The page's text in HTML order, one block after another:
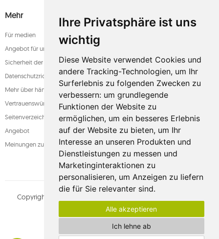
Ihre Privatsphäre ist uns
wichtig
Diese Website verwendet Cookies und
andere Tracking-Technologien, um Ihr
Surferlebnis zu folgenden Zwecken zu
verbessern: um grundlegende
Funktionen der Website zu
ermöglichen, um ein besseres Erlebnis
auf der Website zu bieten, um Ihr
Interesse an unseren Produkten und
Dienstleistungen zu messen und
Marketinginteraktionen zu
personalisieren, um Anzeigen zu liefern
die für Sie relevanter sind.
Alle akzeptieren
Ich lehne ab
Mehr
Für medien
Angebot für unternehmen
Sicherheit der zahlung
Datenschutzrichtlinie
Mehr über hängematten
Vertrauenswürdiger laden
Seitenverzeichnis
Angebot
Meinungen zum shop
Copyright © whamaku.pl. Alle Rechte vorbehalten.
interactive
Sehen Sie unser Profil an: